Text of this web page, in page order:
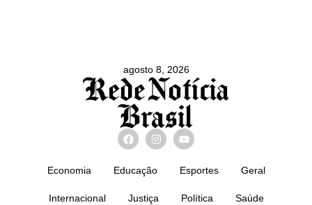
agosto 8, 2026
Economia Educação Esportes Geral
Internacional Justiça Política Saúde